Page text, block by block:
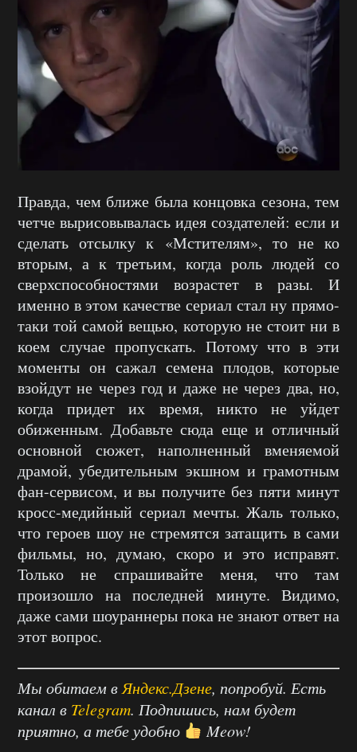
Правда, чем ближе была концовка сезона, тем
четче вырисовывалась идея создателей: если и
сделать отсылку к «Мстителям», то не ко
вторым, а к третьим, когда роль людей со
сверхспособностями возрастет в разы. И
именно в этом качестве сериал стал ну прямо-
таки той самой вещью, которую не стоит ни в
коем случае пропускать. Потому что в эти
моменты он сажал семена плодов, которые
взойдут не через год и даже не через два, но,
когда придет их время, никто не уйдет
обиженным. Добавьте сюда еще и отличный
основной сюжет, наполненный вменяемой
драмой, убедительным экшном и грамотным
фан-сервисом, и вы получите без пяти минут
кросс-медийный сериал мечты. Жаль только,
что героев шоу не стремятся затащить в сами
фильмы, но, думаю, скоро и это исправят.
Только не спрашивайте меня, что там
произошло на последней минуте. Видимо,
даже сами шоураннеры пока не знают ответ на
этот вопрос.
Мы обитаем в Яндекс.Дзене, попробуй. Есть
канал в Telegram. Подпишись, нам будет
приятно, а тебе удобно
Meow!